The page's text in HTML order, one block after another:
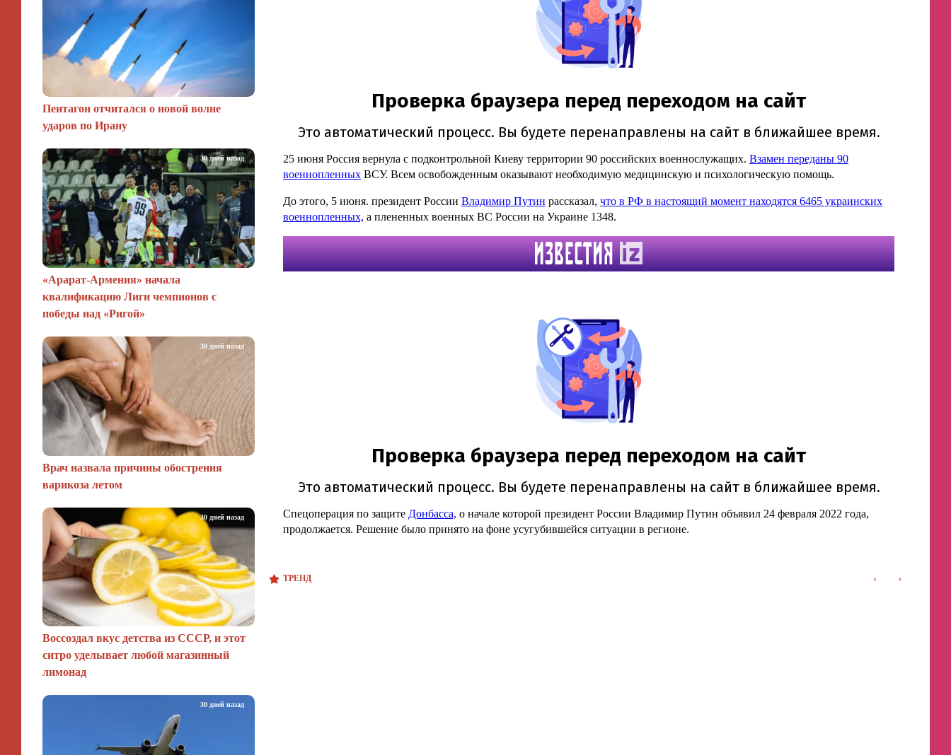
Пентагон отчитался о новой волне
ударов по Ирану
«Арарат‑Армения» начала
квалификацию Лиги чемпионов с
победы над «Ригой»
30 дней назад
Врач назвала причины обострения
варикоза летом
30 дней назад
Воссоздал вкус детства из СССР, и этот
ситро уделывает любой магазинный
лимонад
30 дней назад
30 дней назад
25 июня Россия вернула с подконтрольной Киеву территории 90 российских военнослужащих. Взамен переданы 90
военнопленных ВСУ. Всем освобожденным оказывают необходимую медицинскую и психологическую помощь.
До этого, 5 июня. президент России Владимир Путин рассказал, что в РФ в настоящий момент находятся 6465 украинских
военнопленных, а плененных военных ВС России на Украине 1348.
Спецоперация по защите Донбасса, о начале которой президент России Владимир Путин объявил 24 февраля 2022 года,
продолжается. Решение было принято на фоне усугубившейся ситуации в регионе.
ТРЕНД ‹ ›